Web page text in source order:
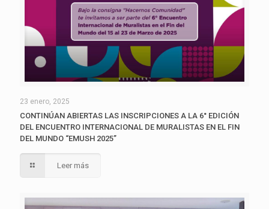
23 enero, 2025
CONTINÚAN ABIERTAS LAS INSCRIPCIONES A LA 6° EDICIÓN
DEL ENCUENTRO INTERNACIONAL DE MURALISTAS EN EL FIN
DEL MUNDO “EMUSH 2025”
Leer más